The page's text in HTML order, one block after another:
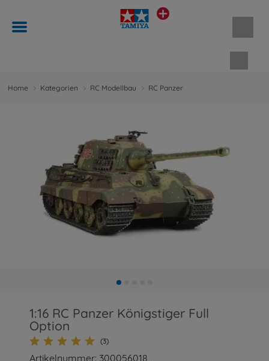
Home Kategorien RC Modellbau RC Panzer
1:16 RC Panzer Königstiger Full
Option
(3)
Artikelnummer: 300056018